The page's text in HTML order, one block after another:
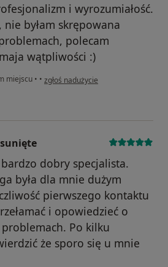
i wyrozumiałość.
nie byłam skrępowana
polecam
wątpliwości :)
miejscu • • w opinii użytkownika Jagoda K.
zgłoś nadużycie
dobry specjalista.
była dla mnie dużym
pierwszego kontaktu
i opowiedzieć o
Po kilku
że sporo się u mnie